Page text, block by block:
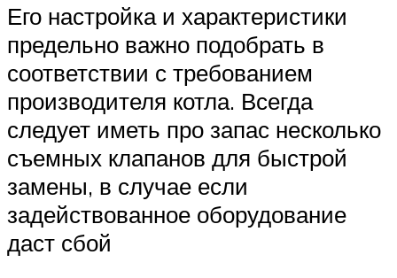
Его настройка и характеристики
предельно важно подобрать в
соответствии с требованием
производителя котла. Всегда
следует иметь про запас несколько
съемных клапанов для быстрой
замены, в случае если
задействованное оборудование
даст сбой